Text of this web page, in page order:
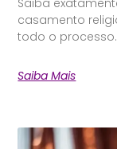
Saiba
casamento
todo o processo.
Saiba Mais